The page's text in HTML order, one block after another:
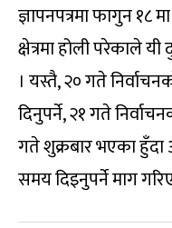
ज्ञापनपत्रमा फागुन १८
क्षेत्रमा होली परेकाले
। यस्तै, २० गते
दिनुपर्ने, २१ गते
गते शुक्रबार भएका
समय दिइनुपर्ने माग